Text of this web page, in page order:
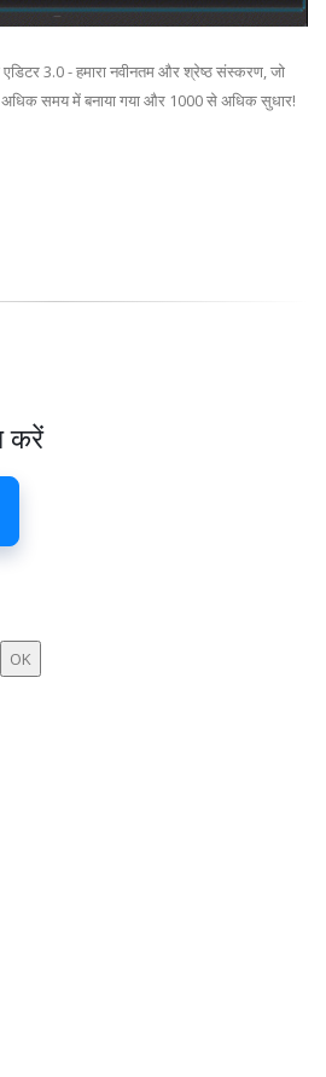
3.0 - हमारा नवीनतम और श्रेष्ठ संस्करण, जो
समय में बनाया गया और 1000 से अधिक सुधार!
करें